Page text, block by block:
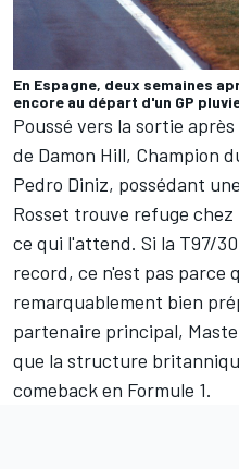
En Espagne, deux semaines
encore au départ d'un GP
Poussé vers la sortie
de Damon Hill, Champion
Pedro Diniz, possédant
Rosset trouve refuge
ce qui l'attend. Si la T97/
record, ce n'est pas parce
remarquablement bien
partenaire principal,
que la structure
comeback en Formule 1.